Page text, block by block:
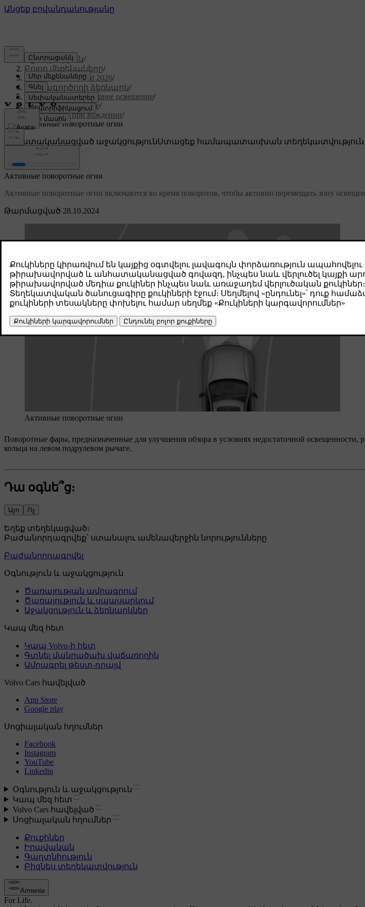
Աջակցություն/
Բոլոր մեքենաները/
XC60 Plug-in Hybrid 2026/
Օգտագործողի ձեռնարկ/
Обзор, зеркала и внешнее освещение/
Наружное освещение/
Освещение при вождении/
Активные поворотные огни
Անհատականացված աջակցությունՍտացեք համապատասխան տեղեկատվություն
Թարմացված 28.10.2024
Активные поворотные огни
Активные поворотные огни включаются во время поворотов, чтобы активно перемещать зону
Активные поворотные огни
Поворотные фары, предназначенные для улучшения обзора в условиях недостаточной
кольца на левом подрулевом рычаге.
Դա օգնե՞ց:
Այո Ոչ